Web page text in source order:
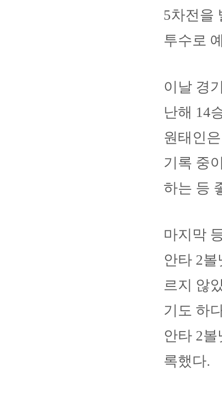
5차전을
투수로
이날 경
난해 14
원태인
기록 중
하는 등
마지막
안타 2
르지 않
기도 하
안타 2
록했다.